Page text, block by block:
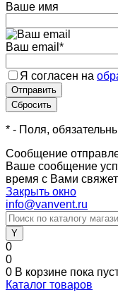
Ваше имя
Ваш email *
Я согласен на
* - Поля,
Сообщение
Ваше сообщение
время с Вами
Закрыть окно
info@vanvent.ru
0
0
0 В корзине пока
Каталог товаров